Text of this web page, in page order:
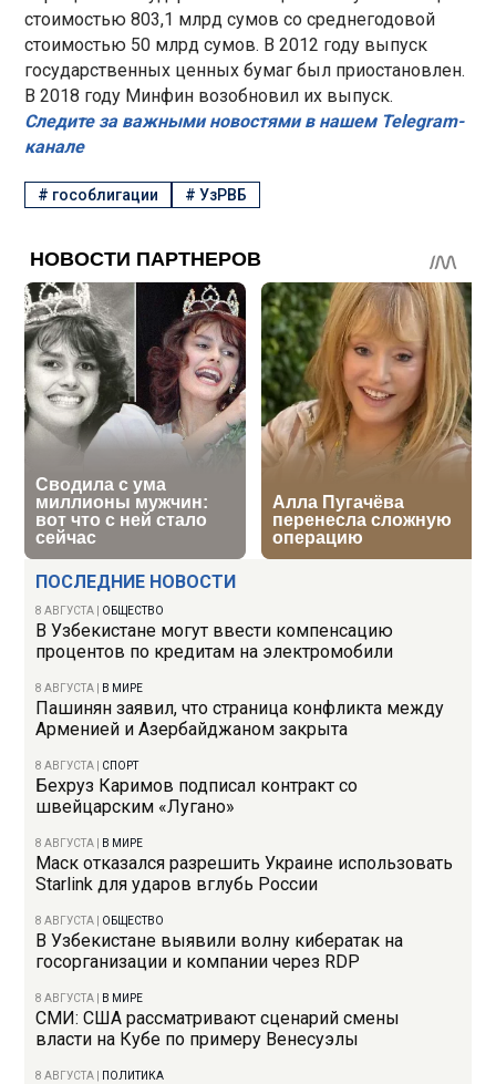
ПОСЛЕДНИЕ НОВОСТИ
8 АВГУСТА ОБЩЕСТВО
В Узбекистане могут ввести компенсацию
процентов по кредитам на электромобили
8 АВГУСТА В МИРЕ
Пашинян заявил, что страница конфликта между
Арменией и Азербайджаном закрыта
8 АВГУСТА СПОРТ
Бехруз Каримов подписал контракт со
швейцарским «Лугано»
8 АВГУСТА В МИРЕ
Маск отказался разрешить Украине использовать
Starlink для ударов вглубь России
8 АВГУСТА ОБЩЕСТВО
В Узбекистане выявили волну кибератак на
госорганизации и компании через RDP
8 АВГУСТА В МИРЕ
СМИ: США рассматривают сценарий смены
власти на Кубе по примеру Венесуэлы
8 АВГУСТА ПОЛИТИКА
стоимостью 803,1 млрд сумов со среднегодовой
стоимостью 50 млрд сумов. В 2012 году выпуск
государственных ценных бумаг был приостановлен.
В 2018 году Минфин возобновил их выпуск.
Следите за важными новостями в нашем Telegram-
канале
# гособлигации #УзРВБ